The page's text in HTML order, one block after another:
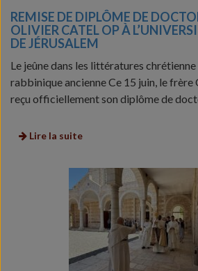
REMISE DE DIPLÔME DE
OLIVIER CATEL OP À
DE JÉRUSALEM
Le jeûne dans les littératures
rabbinique ancienne Ce 15 juin, le frère
reçu officiellement son diplôme de
Lire la suite